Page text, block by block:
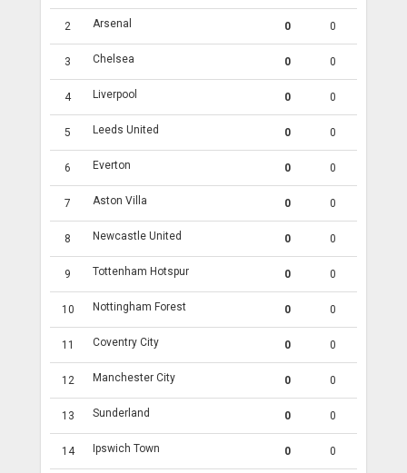
2 Arsenal 0 0
3 Chelsea 0 0
4 Liverpool 0 0
5 Leeds United 0 0
6 Everton 0 0
7 Aston Villa 0 0
8 Newcastle United 0 0
9 Tottenham Hotspur 0 0
10 Nottingham Forest 0 0
11 Coventry City 0 0
12 Manchester City 0 0
13 Sunderland 0 0
14 Ipswich Town 0 0